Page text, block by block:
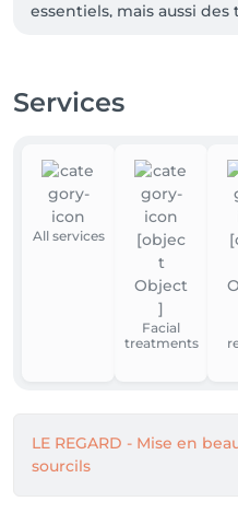
essentiels, mais aussi
massages et traitements
radiofréquence 448Khz,
reconnue à travers le
médical, la
de 40 ans.
En temps que partenaire
depuis 2011 vous
- Rajeunissement
- Revitalisation Capillaire -
Services
All services
Facial
treatments
LE REGARD - Mise en
sourcils